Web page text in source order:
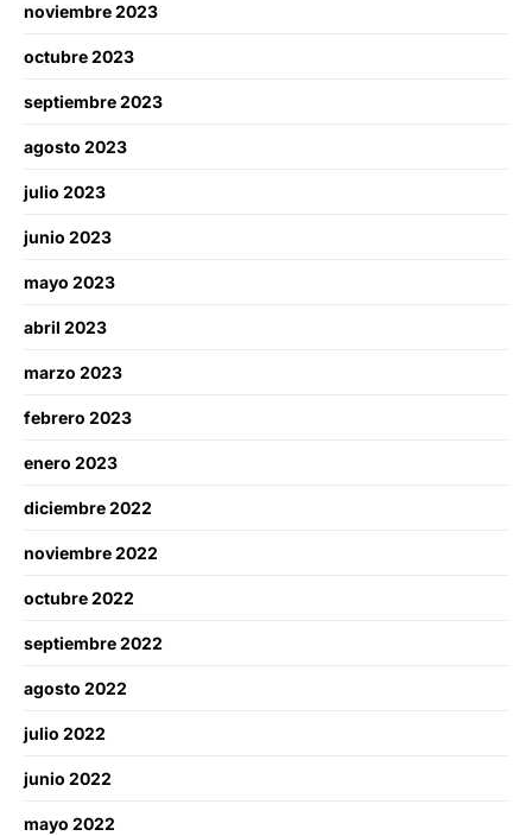
noviembre 2023
octubre 2023
septiembre 2023
agosto 2023
julio 2023
junio 2023
mayo 2023
abril 2023
marzo 2023
febrero 2023
enero 2023
diciembre 2022
noviembre 2022
octubre 2022
septiembre 2022
agosto 2022
julio 2022
junio 2022
mayo 2022